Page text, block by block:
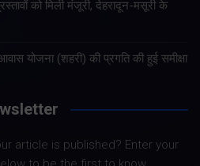
को मिली मंजूरी, देहरादून-मसूरी के
योजना (शहरी) की प्रगति की हुई समीक्षा
article is published? Enter your